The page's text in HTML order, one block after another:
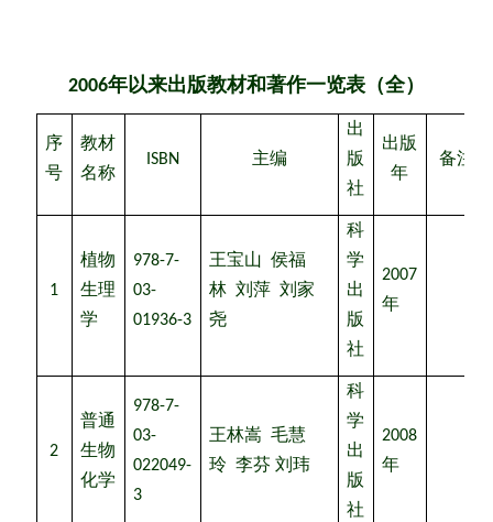
2006年以来出版教材和著作一览表 （全）
序
号
教材
名称
ISBN 主编
出
版
社
出版
年
备注
1
植物
生理
学
978-7-
03-
01936-3
王宝山
侯福
林 刘萍 刘家
尧
科
学
出
版
社
2007
年
2
普通
生物
化学
978-7-
03-
022049-
3
王林嵩 毛慧
玲 李芬 刘玮
科
学
出
版
社
2008
年